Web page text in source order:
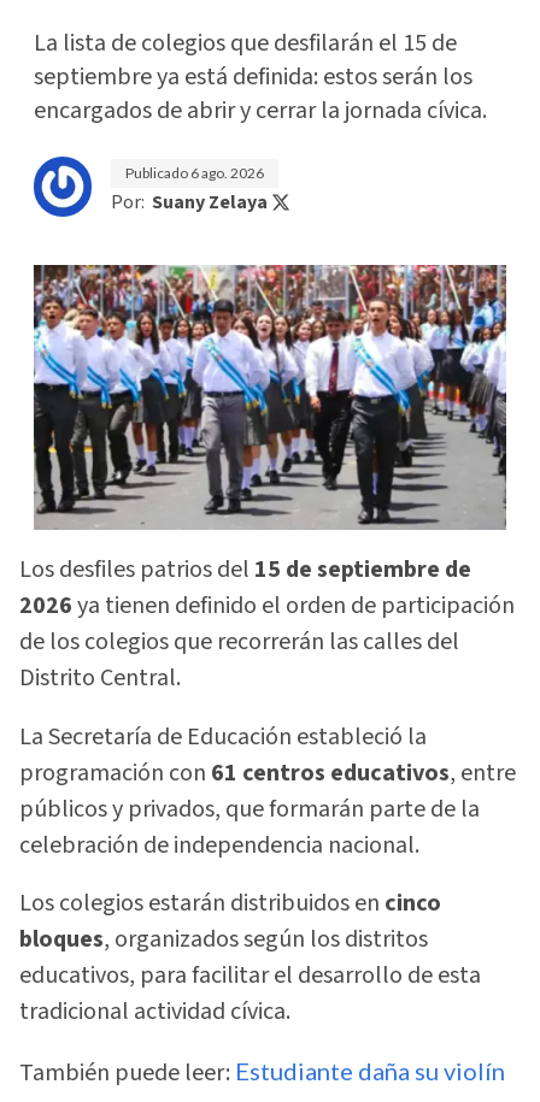
La lista de colegios que desfilarán el 15 de
septiembre ya está definida: estos serán los
encargados de abrir y cerrar la jornada cívica.
Publicado 6 ago. 2026
Por: Suany Zelaya
Los desfiles patrios del 15 de septiembre de
2026ya tienen definido el orden de participación
de los colegios que recorrerán las calles del
Distrito Central.
La Secretaría de Educación estableció la
programación con 61 centros educativos, entre
públicos y privados, que formarán parte de la
celebración de independencia nacional.
Los colegios estarán distribuidos en cinco
bloques, organizados según los distritos
educativos, para facilitar el desarrollo de esta
tradicional actividad cívica.
También puede leer: Estudiante daña su violín